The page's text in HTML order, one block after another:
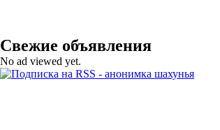
Свежие объявления
No ad viewed yet.